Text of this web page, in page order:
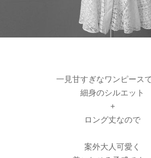
一見甘すぎなワンピース
細身のシルエット
+
ロング丈なので
案外大人可愛く